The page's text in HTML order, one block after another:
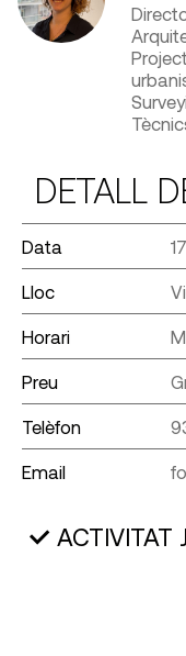
DETALL
Data
Lloc
Horari
Preu
Telèfon
Email
ACTIVITAT